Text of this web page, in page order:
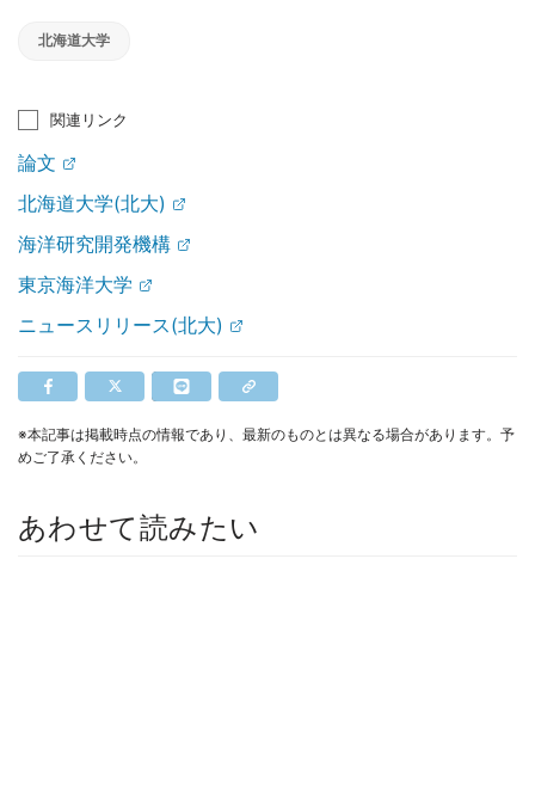
北海道大学
関連リンク
論文
北海道大学(北大)
海洋研究開発機構
東京海洋大学
ニュースリリース(北大)
※本記事は掲載時点の情報であり、最新のものとは異なる場合があります。予
めご了承ください。
あわせて読みたい